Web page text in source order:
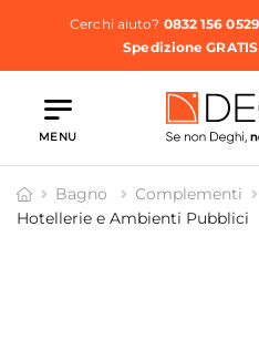
Cerchi aiuto? 0832 156 0529
Spedizione GRATIS
MENU
Bagno
Complementi
Hotellerie e Ambienti Pubblici